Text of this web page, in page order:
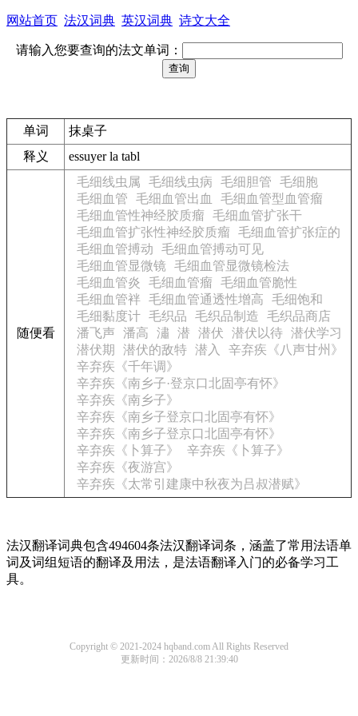
网站首页 法汉词典 英汉词典 诗文大全
请输入您要查询的法文单词：
单词
抹桌子
释义
essuyer la tabl
随便看
毛细线虫属 毛细线虫病 毛细胆管
毛细胞
毛细血管
毛细血管出血
毛细血管型血管瘤
毛细血管性神经胶质瘤
毛细血管扩张干
毛细血管扩张性神经胶质瘤
毛细血管扩张症的
毛细血管搏动
毛细血管搏动可见
毛细血管显微镜 毛细血管显微镜检法
毛细血管炎
毛细血管瘤
毛细血管脆性
毛细血管袢 毛细血管通透性增高
毛细饱和
毛细黏度计 毛织品 毛织品制造
毛织品商店
潘飞声
潘高 潚 潜 潜伏 潜伏以待
潜伏学习
潜伏期
潜伏的敌特 潜入
辛弃疾《八声甘州》
辛弃疾《千年调》
辛弃疾《南乡子·登京口北固亭有怀》
辛弃疾《南乡子》
辛弃疾《南乡子登京口北固亭有怀》
辛弃疾《南乡子登京口北固亭有怀》
辛弃疾《卜算子》
辛弃疾《卜算子》
辛弃疾《夜游宫》
辛弃疾《太常引建康中秋夜为吕叔潜赋》
法汉翻译词典包含494604条法汉翻译词条，涵盖了常用法语单
词及词组短语的翻译及用法，是法语翻译入门的必备学习工
具。
Copyright © 2021-2024 hqband.com All Rights Reserved
更新时间：2026/8/8 21:39:40